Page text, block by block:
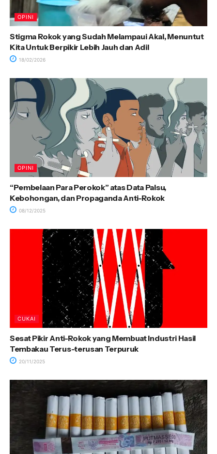
OPINI
Stigma Rokok yang Sudah Melampaui Akal, Menuntut
Kita Untuk Berpikir Lebih Jauh dan Adil
18/02/2026
OPINI
“Pembelaan Para Perokok” atas Data Palsu,
Kebohongan, dan Propaganda Anti-Rokok
08/12/2025
CUKAI
Sesat Pikir Anti-Rokok yang Membuat Industri Hasil
Tembakau Terus-terusan Terpuruk
20/11/2025